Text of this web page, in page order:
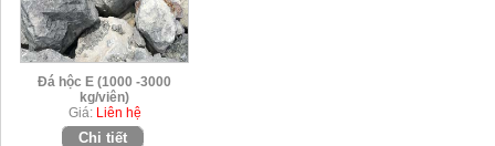
Đá hộc E (1000 -3000
kg/viên)
Giá: Liên hệ
Chi tiết